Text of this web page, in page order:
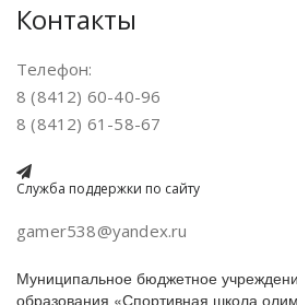
Контакты
Телефон:
8 (8412) 60-40-96
8 (8412) 61-58-67
Служба поддержки по сайту
gamer538@yandex.ru
Муниципальное бюджетное
образования «Спортивная школа